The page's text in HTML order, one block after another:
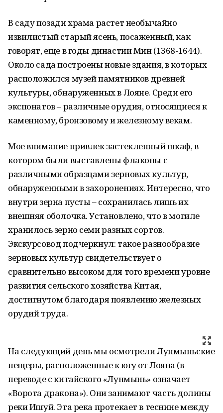
В саду позади храма растет необычайно
извилистый старый ясень, посаженный, как
говорят, еще в годы династии Мин (1368-1644).
Около сада построены новые здания, в которых
расположился музей памятников древней
культуры, обнаруженных в Лояне. Среди его
экспонатов – различные орудия, относящиеся к
каменному, бронзовому и железному векам.
Мое внимание привлек застекленный шкаф, в
котором были выставлены флаконы с
различными образцами зерновых культур,
обнаруженными в захоронениях. Интересно, что
внутри зерна пусты – сохранилась лишь их
внешняя оболочка. Установлено, что в могиле
хранилось зерно семи разных сортов.
Экскурсовод подчеркнул: такое разнообразие
зерновых культур свидетельствует о
сравнительно высоком для того времени уровне
развития сельского хозяйства Китая,
достигнутом благодаря появлению железных
орудий труда.
На следующий день мы осмотрели Лунмыньские
пещеры, расположенные к югу от Лояна (в
переводе с китайского «Лунмынь» означает
«Ворота дракона»). Они занимают часть долины
реки Ишуй. Эта река протекает в теснине между